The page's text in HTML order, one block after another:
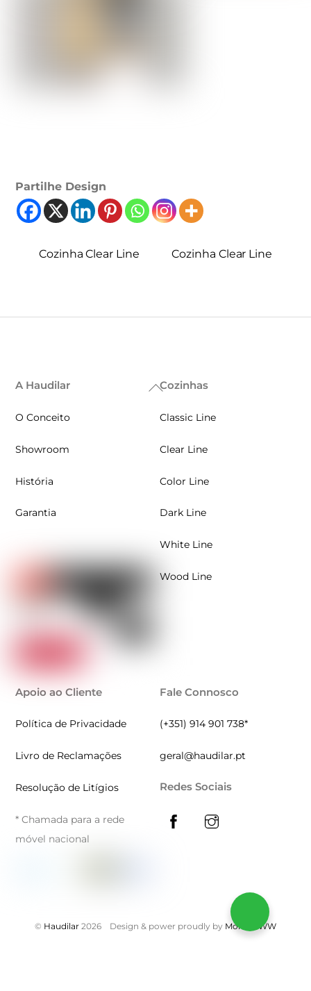
Partilhe Design
Cozinha Clear Line Cozinha Clear Line
Back
Top
A Haudilar
O Conceito
Showroom
História
Garantia
Cozinhas
Classic Line
Clear Line
Color Line
Dark Line
White Line
Wood Line
Apoio ao Cliente
Política de Privacidade
Livro de Reclamações
Resolução de Litígios
* Chamada para a rede
móvel nacional
Fale Connosco
(+351) 914 901 738*
geral@haudilar.pt
Redes Sociais
© Haudilar2026 Design & power proudly by MontiWWW